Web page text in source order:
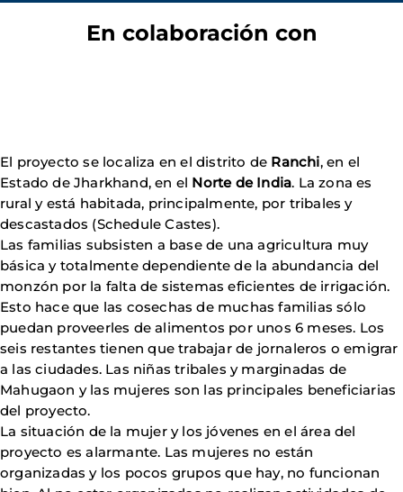
En colaboración con
El proyecto se localiza en el distrito de Ranchi, en el
Estado de Jharkhand, en el Norte de India. La zona es
rural y está habitada, principalmente, por tribales y
descastados (Schedule Castes).
Las familias subsisten a base de una agricultura muy
básica y totalmente dependiente de la abundancia del
monzón por la falta de sistemas eficientes de irrigación.
Esto hace que las cosechas de muchas familias sólo
puedan proveerles de alimentos por unos 6 meses. Los
seis restantes tienen que trabajar de jornaleros o emigrar
a las ciudades. Las niñas tribales y marginadas de
Mahugaon y las mujeres son las principales beneficiarias
del proyecto.
La situación de la mujer y los jóvenes en el área del
proyecto es alarmante. Las mujeres no están
organizadas y los pocos grupos que hay, no funcionan